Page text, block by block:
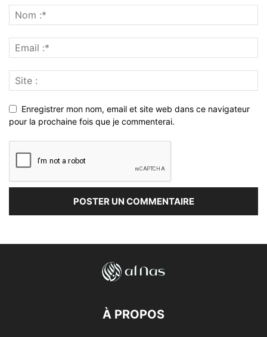
Enregistrer mon nom, email et site web dans ce navigateur
pour la prochaine fois que je commenterai.
À PROPOS